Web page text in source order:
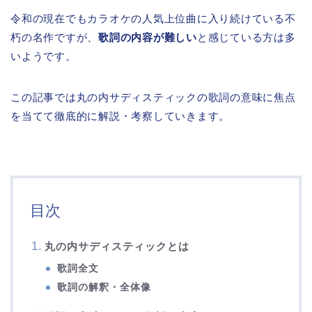
令和の現在でもカラオケの人気上位曲に入り続けている不
朽の名作ですが、歌詞の内容が難しいと感じている方は多
いようです。
この記事では丸の内サディスティックの歌詞の意味に焦点
を当てて徹底的に解説・考察していきます。
目次
丸の内サディスティックとは
歌詞全文
歌詞の解釈・全体像